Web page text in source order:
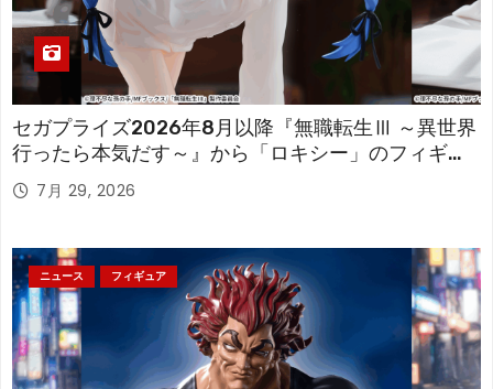
セガプライズ2026年8月以降『無職転生Ⅲ ～異世界
行ったら本気だす～』から「ロキシー」のフィギュ
アが登場！
7月 29, 2026
ニュース フィギュア